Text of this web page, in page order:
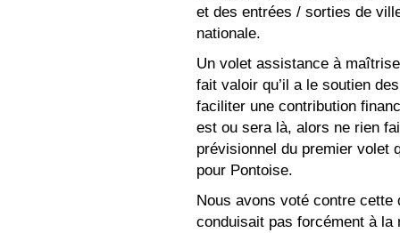
et des entrées / sorties de
nationale.
Un volet assistance à
fait valoir qu’il a le soutien
faciliter une contribution
est ou sera là, alors ne rien
prévisionnel du premier volet
pour Pontoise.
Nous avons voté contre cette
conduisait pas forcément à la